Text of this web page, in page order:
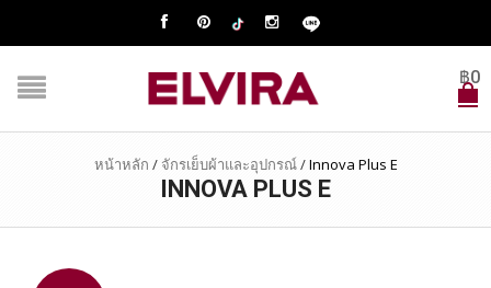
฿0
หน้าหลัก / จักรเย็บผ้าและอุปกรณ์/Innova Plus E
INNOVA PLUS E